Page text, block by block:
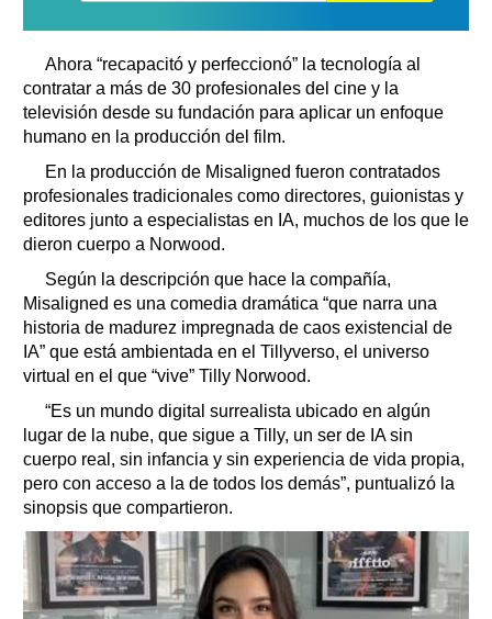
Ahora “recapacitó y perfeccionó” la tecnología al
contratar a más de 30 profesionales del cine y la
televisión desde su fundación para aplicar un enfoque
humano en la producción del film.
En la producción de Misaligned fueron contratados
profesionales tradicionales como directores, guionistas y
editores junto a especialistas en IA, muchos de los que le
dieron cuerpo a Norwood.
Según la descripción que hace la compañía,
Misaligned es una comedia dramática “que narra una
historia de madurez impregnada de caos existencial de
IA” que está ambientada en el Tillyverso, el universo
virtual en el que “vive” Tilly Norwood.
“Es un mundo digital surrealista ubicado en algún
lugar de la nube, que sigue a Tilly, un ser de IA sin
cuerpo real, sin infancia y sin experiencia de vida propia,
pero con acceso a la de todos los demás”, puntualizó la
sinopsis que compartieron.